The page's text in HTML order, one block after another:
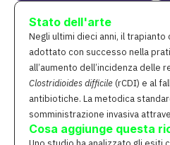
Stato dell'arte
Negli ultimi dieci anni, il
adottato con successo nella
all’aumento dell’incidenza delle
Clostridioides difficile(rCDI) e al
antibiotiche. La metodica
somministrazione invasiva
Cosa aggiunge questa